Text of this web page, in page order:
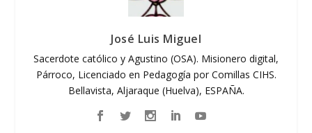
José Luis Miguel
Sacerdote católico y Agustino (OSA). Misionero digital,
Párroco, Licenciado en Pedagogía por Comillas CIHS.
Bellavista, Aljaraque (Huelva), ESPAÑA.